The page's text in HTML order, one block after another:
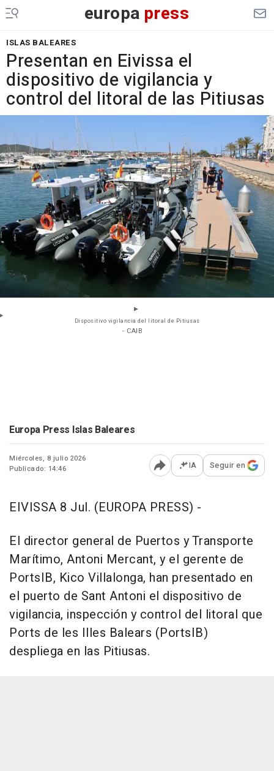
europa press
ISLAS BALEARES
Presentan en Eivissa el
dispositivo de vigilancia y
control del litoral de las Pitiusas
Dispositivo vigilancia del litoral de Pitiusas
- CAIB
Europa Press Islas Baleares
Miércoles, 8 julio 2026
Publicado: 14:46
Abrir opciones para
IA Seguir en
EIVISSA 8 Jul. (EUROPA PRESS) -
El director general de Puertos y Transporte
Marítimo, Antoni Mercant, y el gerente de
PortsIB, Kico Villalonga, han presentado en
el puerto de Sant Antoni el dispositivo de
vigilancia, inspección y control del litoral que
Ports de les Illes Balears (PortsIB)
despliega en las Pitiusas.